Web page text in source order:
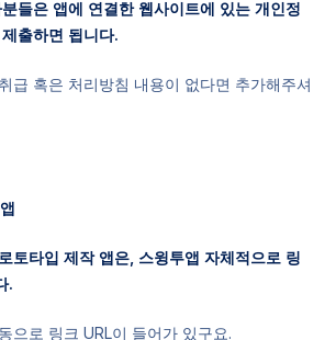
들은 앱에 연결한 웹사이트에 있는 개인정
출하면 됩니다.
급 혹은 처리방침 내용이 없다면 추가해주셔
토타입 제작 앱은, 스윙투앱 자체적으로 링
.
으로 링크 URL이 들어가 있구요.